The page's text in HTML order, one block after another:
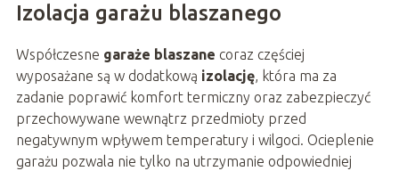
Izolacja garażu blaszanego
Współczesne garaże blaszane coraz częściej
wyposażane są w dodatkową izolację, która ma za
zadanie poprawić komfort termiczny oraz zabezpieczyć
przechowywane wewnątrz przedmioty przed
negatywnym wpływem temperatury i wilgoci. Ocieplenie
garażu pozwala nie tylko na utrzymanie odpowiedniej